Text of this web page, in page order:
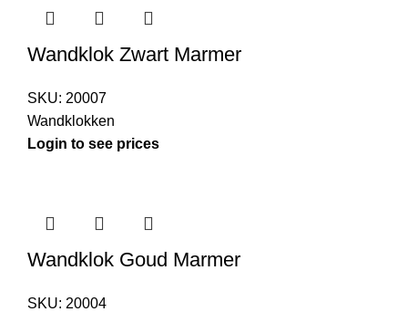
Wandklok Zwart Marmer
SKU: 20007
Wandklokken
Login to see prices
Wandklok Goud Marmer
SKU: 20004